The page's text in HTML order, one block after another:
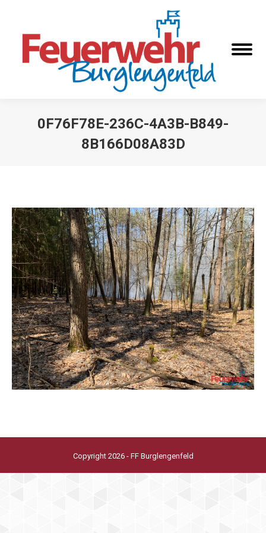
0F76F78E-236C-4A3B-B849-
8B166D08A83D
Copyright 2026 - FF Burglengenfeld